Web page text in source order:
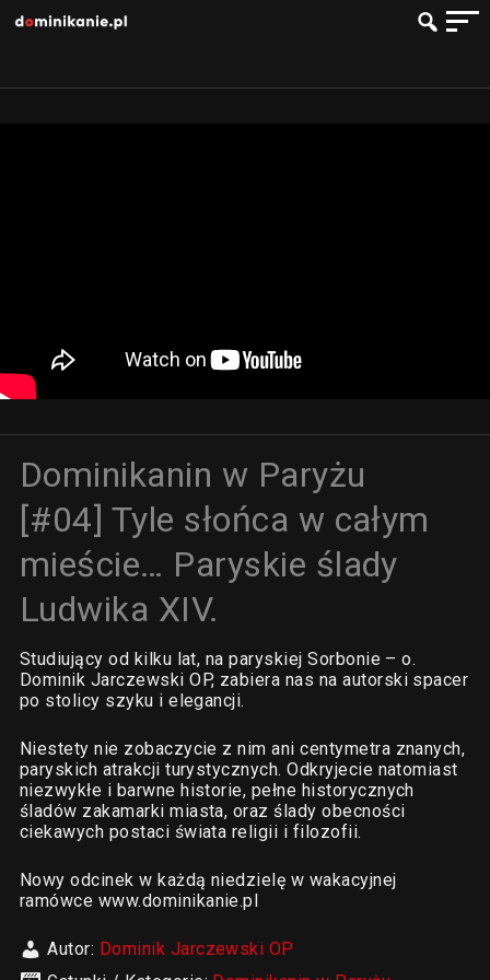
Dominikanin w Paryżu
[#04] Tyle słońca w całym
mieście… Paryskie ślady
Ludwika XIV.
Studiujący od kilku lat, na paryskiej Sorbonie – o.
Dominik Jarczewski OP, zabiera nas na autorski spacer
po stolicy szyku i elegancji.
Niestety nie zobaczycie z nim ani centymetra znanych,
paryskich atrakcji turystycznych. Odkryjecie natomiast
niezwykłe i barwne historie, pełne historycznych
śladów zakamarki miasta, oraz ślady obecności
ciekawych postaci świata religii i filozofii.
Nowy odcinek w każdą niedzielę w wakacyjnej
ramówce www.dominikanie.pl
Autor: Dominik Jarczewski OP